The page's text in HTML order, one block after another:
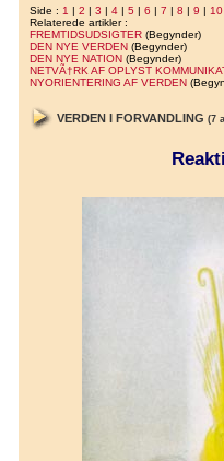
Side : 1 | 2 | 3 | 4 | 5 | 6 | 7 | 8 | 9 | 10
Relaterede artikler :
FREMTIDSUDSIGTER (Begynder)
DEN NYE VERDEN (Begynder)
DEN NYE NATION (Begynder)
NETVÃ†RK AF OPLYST
NYORIENTERING AF VERDEN
VERDEN I FORVANDLING (7